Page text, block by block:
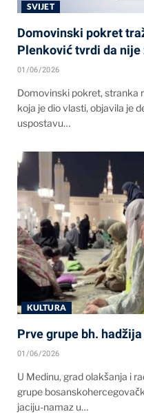
SVIJET
Domovinski pokret
Plenković tvrdi da
01/06/2026
Domovinski pokret, stranka
koja je dio vlasti, objavila je
uspostavu…
KULTURA
Prve grupe bh.
01/06/2026
U Medinu, grad olakšanja i
grupe
jaciju-namaz u…